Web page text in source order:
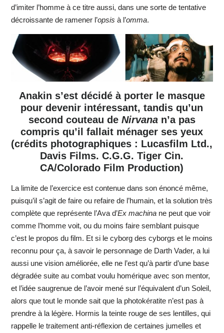
d’imiter l’homme à ce titre aussi, dans une sorte de tentative
décroissante de ramener l’opsis à l’omma.
Anakin s’est décidé à porter le masque
pour devenir intéressant, tandis qu’un
second couteau de Nirvanan’a pas
compris qu’il fallait ménager ses yeux
(crédits photographiques : Lucasfilm Ltd.,
Davis Films. C.G.G. Tiger Cin.
CA/Colorado Film Production)
La limite de l’exercice est contenue dans son énoncé même,
puisqu’il s’agit de faire ou refaire de l’humain, et la solution très
complète que représente l’Ava d’Ex machinane peut que voir
comme l’homme voit, ou du moins faire semblant puisque
c’est le propos du film. Et si le cyborg des cyborgs et le moins
reconnu pour ça, à savoir le personnage de Darth Vader, a lui
aussi une vision améliorée, elle ne l’est qu’à partir d’une base
dégradée suite au combat voulu homérique avec son mentor,
et l’idée saugrenue de l’avoir mené sur l’équivalent d’un Soleil,
alors que tout le monde sait que la photokératite n’est pas à
prendre à la légère. Hormis la teinte rouge de ses lentilles, qui
rappelle le traitement anti-réflexion de certaines jumelles et